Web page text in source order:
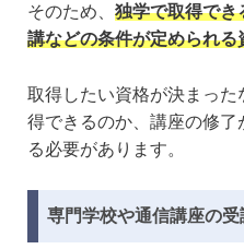
そのため、 独学で取得でき
講などの条件が定められる
取得したい資格が決まっ
得できるのか、講座の修
る必要があります。
専門学校や通信講座の